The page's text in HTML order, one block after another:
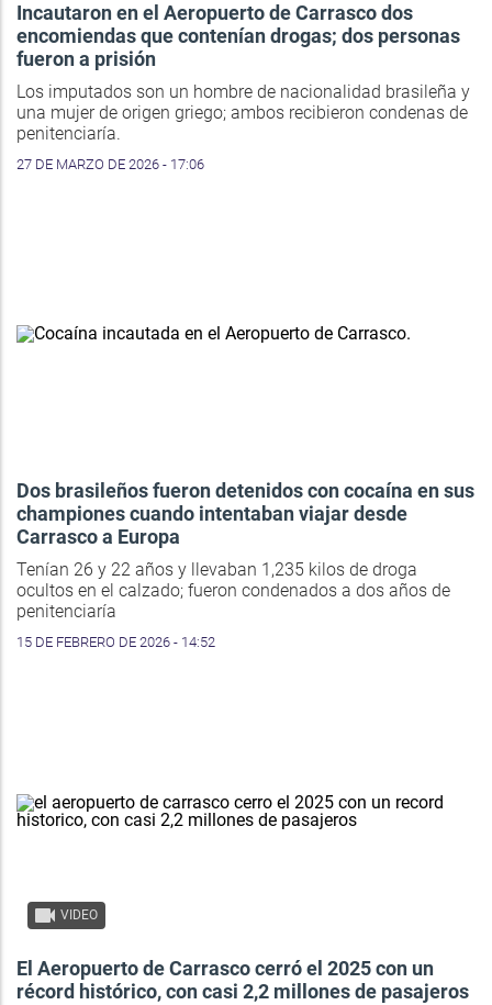
Incautaron en el Aeropuerto de Carrasco dos
encomiendas que contenían drogas; dos personas
fueron a prisión
Los imputados son un hombre de nacionalidad brasileña y
una mujer de origen griego; ambos recibieron condenas de
penitenciaría.
27 DE MARZO DE 2026 - 17:06
Dos brasileños fueron detenidos con cocaína en sus
championes cuando intentaban viajar desde
Carrasco a Europa
Tenían 26 y 22 años y llevaban 1,235 kilos de droga
ocultos en el calzado; fueron condenados a dos años de
penitenciaría
15 DE FEBRERO DE 2026 - 14:52
VIDEO
El Aeropuerto de Carrasco cerró el 2025 con un
récord histórico, con casi 2,2 millones de pasajeros